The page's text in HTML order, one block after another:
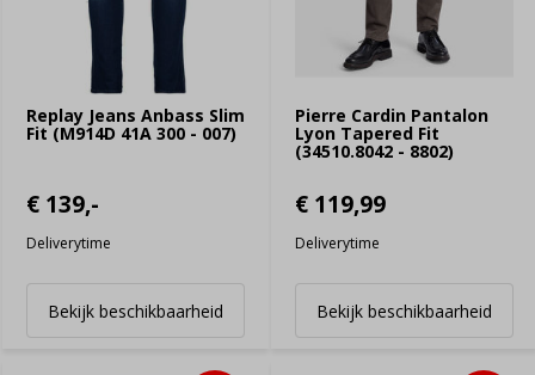
Replay Jeans Anbass Slim
Fit (M914D 41A 300 - 007)
€ 139,-
Deliverytime
Bekijk beschikbaarheid
Pierre Cardin Pantalon
Lyon Tapered Fit
(34510.8042 - 8802)
€ 119,99
Deliverytime
Bekijk beschikbaarheid